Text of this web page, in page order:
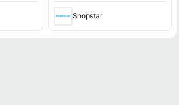
Shopstar